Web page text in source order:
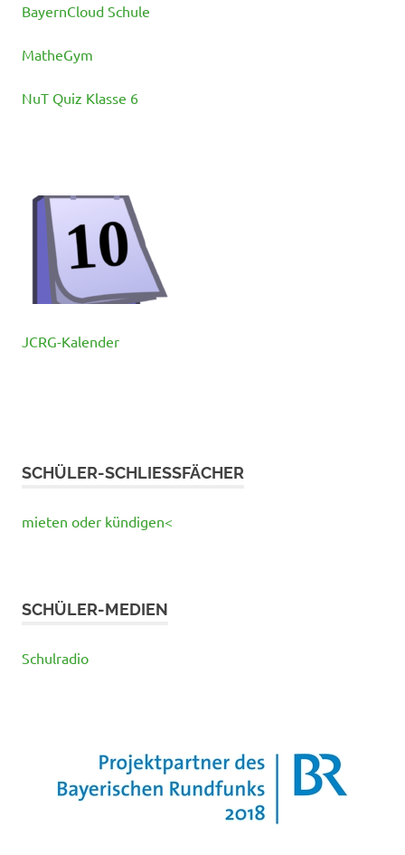
BayernCloud Schule
MatheGym
NuT Quiz Klasse 6
JCRG-Kalender
SCHÜLER-SCHLIESSFÄCHER
mieten oder kündigen<
SCHÜLER-MEDIEN
Schulradio